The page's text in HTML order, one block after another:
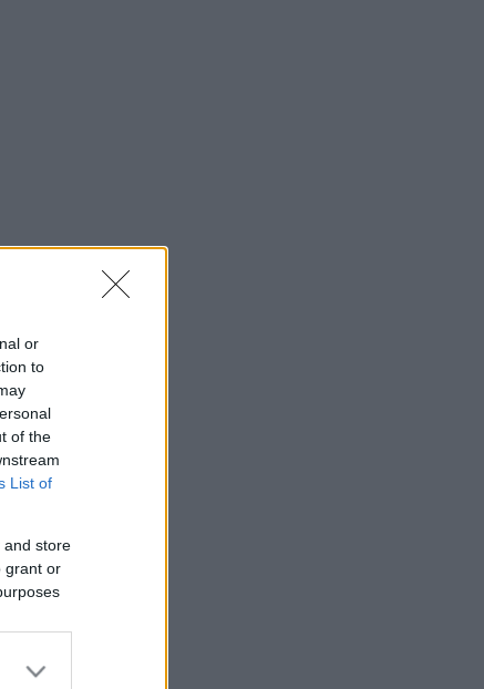
or
to
of the
List of
and store
grant or